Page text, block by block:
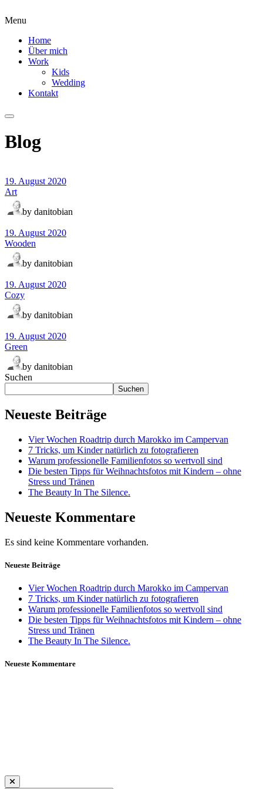
Menu
Home
Über mich
Work
Kids
Wedding
Kontakt
Blog
19. August 2020
Art
by danitobian
19. August 2020
Wooden
by danitobian
19. August 2020
Cozy
by danitobian
19. August 2020
Green
by danitobian
Suchen
Suchen
Neueste Beiträge
Vier Wochen Roadtrip durch Marokko im Campervan
7 Tricks, um Kinder natürlich zu fotografieren
Warum professionelle Familienfotos so wertvoll sind
Die besten Tipps für Weihnachtsfotos mit Kindern – ohne
Stress und Tränen
The Beauty In The Silence.
Neueste Kommentare
Es sind keine Kommentare vorhanden.
Neueste Beiträge
Vier Wochen Roadtrip durch Marokko im Campervan
7 Tricks, um Kinder natürlich zu fotografieren
Warum professionelle Familienfotos so wertvoll sind
Die besten Tipps für Weihnachtsfotos mit Kindern – ohne
Stress und Tränen
The Beauty In The Silence.
Neueste Kommentare